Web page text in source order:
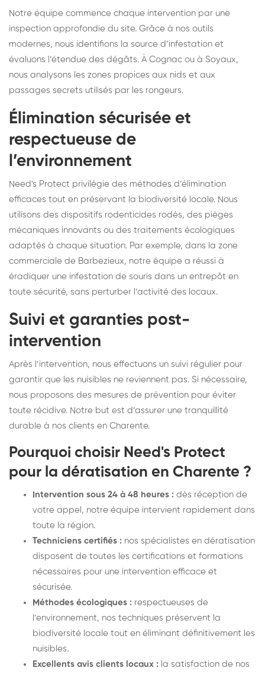
Notre équipe commence chaque intervention par une
inspection approfondie du site. Grâce à nos outils
modernes, nous identifions la source d’infestation et
évaluons l’étendue des dégâts. À Cognac ou à Soyaux,
nous analysons les zones propices aux nids et aux
passages secrets utilisés par les rongeurs.
Élimination sécurisée et
respectueuse de
l’environnement
Need's Protect privilégie des méthodes d’élimination
efficaces tout en préservant la biodiversité locale. Nous
utilisons des dispositifs rodenticides rodés, des pièges
mécaniques innovants ou des traitements écologiques
adaptés à chaque situation. Par exemple, dans la zone
commerciale de Barbezieux, notre équipe a réussi à
éradiquer une infestation de souris dans un entrepôt en
toute sécurité, sans perturber l’activité des locaux.
Suivi et garanties post-
intervention
Après l’intervention, nous effectuons un suivi régulier pour
garantir que les nuisibles ne reviennent pas. Si nécessaire,
nous proposons des mesures de prévention pour éviter
toute récidive. Notre but est d’assurer une tranquillité
durable à nos clients en Charente.
Pourquoi choisir Need's Protect
pour la dératisation en Charente ?
Intervention sous 24 à 48 heures : dès réception de
votre appel, notre équipe intervient rapidement dans
toute la région.
Techniciens certifiés : nos spécialistes en dératisation
disposent de toutes les certifications et formations
nécessaires pour une intervention efficace et
sécurisée.
Méthodes écologiques : respectueuses de
l’environnement, nos techniques préservent la
biodiversité locale tout en éliminant définitivement les
nuisibles.
Excellents avis clients locaux : la satisfaction de nos